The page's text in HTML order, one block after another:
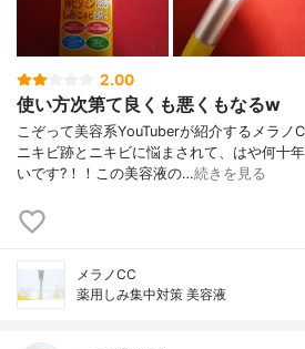
2.00
使い方次第て良くも悪くもなるw
こぞって美容系YouTuberが紹介するメラノ
ニキビ跡とニキビに悩まされて、はや何十
いです?！！この美容液の…続きを見る
メラノCC
薬用しみ集中対策 美容液